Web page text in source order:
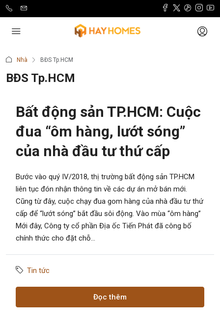
Nhà BĐS Tp.HCM
BĐS Tp.HCM
Bất động sản TP.HCM: Cuộc
đua “ôm hàng, lướt sóng”
của nhà đầu tư thứ cấp
Bước vào quý IV/2018, thị trường bất động sản TP.HCM
liên tục đón nhận thông tin về các dự án mở bán mới.
Cũng từ đây, cuộc chạy đua gom hàng của nhà đầu tư thứ
cấp để “lướt sóng” bắt đầu sôi động. Vào mùa “ôm hàng”
Mới đây, Công ty cổ phần Địa ốc Tiến Phát đã công bố
chính thức cho đặt chỗ...
Tin tức
Đọc thêm